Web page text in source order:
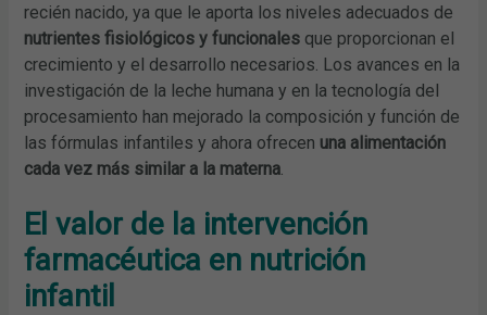
recién nacido, ya que le aporta los niveles adecuados de
nutrientes fisiológicos y funcionales que proporcionan el
crecimiento y el desarrollo necesarios. Los avances en la
investigación de la leche humana y en la tecnología del
procesamiento han mejorado la composición y función de
las fórmulas infantiles y ahora ofrecen una alimentación
cada vez más similar a la materna
El valor de la intervención
farmacéutica en nutrición
infantil